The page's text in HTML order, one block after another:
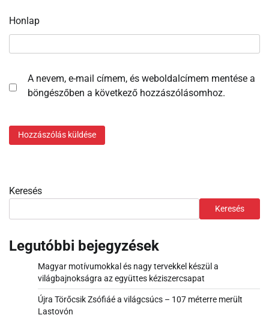
Honlap
A nevem, e-mail címem, és weboldalcímem mentése a
böngészőben a következő hozzászólásomhoz.
Keresés
Keresés
Legutóbbi bejegyzések
Magyar motívumokkal és nagy tervekkel készül a
világbajnokságra az együttes kéziszercsapat
Újra Törőcsik Zsófiáé a világcsúcs – 107 méterre merült
Lastovón